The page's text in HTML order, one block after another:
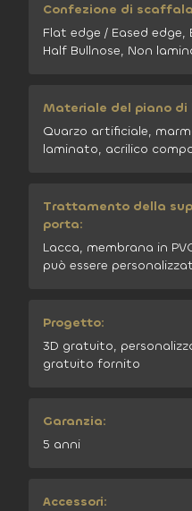
Confezione di
Flat edge / Eased edge,
Half Bullnose, Non
Materiale del piano di
Quarzo artificiale,
laminato, acrilico
Trattamento della
porta:
Lacca, membrana in
può essere
Progetto:
3D gratuito,
gratuito fornito
Garanzia:
5 anni
Accessori: